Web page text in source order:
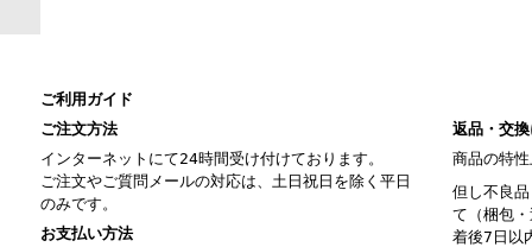
ご利用ガイド
ご注文方法
インターネットにて24時間受け付けております。
ご注文やご質問メールの対応は、土日祝日を除く平日
のみです。
お支払い方法
返品・交
商品の特
但し不良
て（梱包
着後7日以